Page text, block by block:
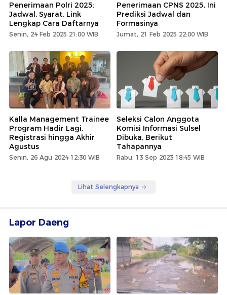
Penerimaan Polri 2025:
Jadwal, Syarat, Link
Lengkap Cara Daftarnya
Senin, 24 Feb 2025 21:00 WIB
Penerimaan CPNS 2025, Ini
Prediksi Jadwal dan
Formasinya
Jumat, 21 Feb 2025 22:00 WIB
Kalla Management Trainee
Program Hadir Lagi,
Registrasi hingga Akhir
Agustus
Senin, 26 Agu 2024 12:30 WIB
Seleksi Calon Anggota
Komisi Informasi Sulsel
Dibuka, Berikut
Tahapannya
Rabu, 13 Sep 2023 18:45 WIB
Lihat Selengkapnya
Lapor Daeng